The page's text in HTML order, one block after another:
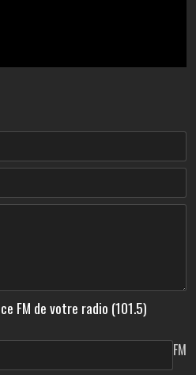
FM de votre radio (101.5)
FM